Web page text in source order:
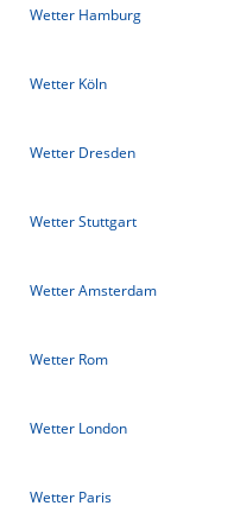
Wetter Hamburg
Wetter Köln
Wetter Dresden
Wetter Stuttgart
Wetter Amsterdam
Wetter Rom
Wetter London
Wetter Paris